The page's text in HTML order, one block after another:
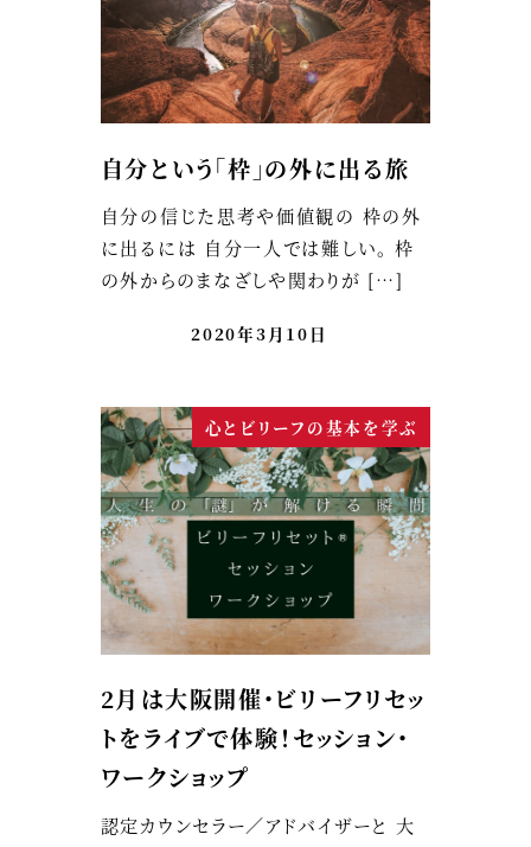
自分という「枠」の外に出る旅
自分の信じた思考や価値観の 枠の外
に出るには 自分一人では難しい。 枠
の外からのまなざしや関わりが […]
2020年3月10日
心とビリーフの基本を学ぶ
2月は大阪開催・ビリーフリセッ
トをライブで体験！セッション・
ワークショップ
認定カウンセラー／アドバイザーと 大